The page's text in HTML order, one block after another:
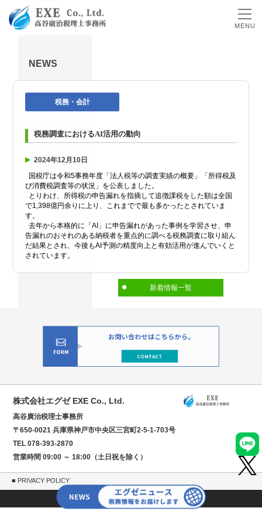
MENU
NEWS
税務・会計
税務調査におけるAI活用の動向
2024年12月10日
国税庁は令和5事務年度「法人税等の調査実績の概要」「所得税及
び消費税調査等の状況」を公表しました。
とりわけ、所得税の申告漏れを指摘して追徴課税をした額は全国
で1,398億円余りに上り、これまでで最も多かったとされていま
す。
去年から本格的に「AI」に申告漏れがあった事例を学習させ、申
告漏れのおそれのある納税者を重点的に調べる税務調査に取り組ん
だ結果とされ、今後もAI予測の精度向上と有効活用が進んでいくと
されています。
新着情報一覧
株式会社エグゼ EXE Co., Ltd.
高谷廣治税理士事務所
〒650-0021 兵庫県神戸市中央区三宮町2-5-1-703号
TEL 078-393-2870
営業時間 09:00 ～ 18:00（土日祝を除く）
■ PRIVACY POLICY
Copyright (C) 2026EXE Co.,Ltd. All Rights Reserved.